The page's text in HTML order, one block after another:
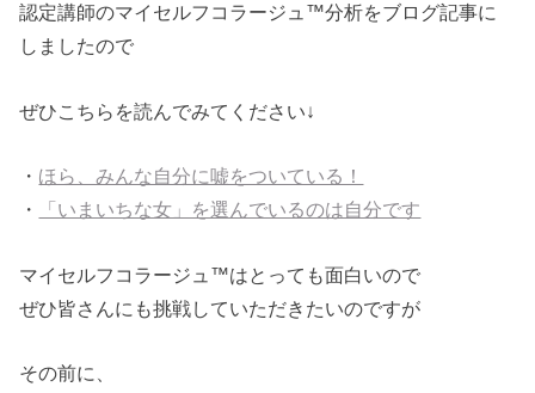
認定講師のマイセルフコラージュ™分析をブログ記事に
しましたので
ぜひこちらを読んでみてください↓
・ ほら、みんな自分に嘘をついている！
・
「いまいちな女」を選んでいるのは自分です
マイセルフコラージュ™はとっても面白いので
ぜひ皆さんにも挑戦していただきたいのですが
その前に、